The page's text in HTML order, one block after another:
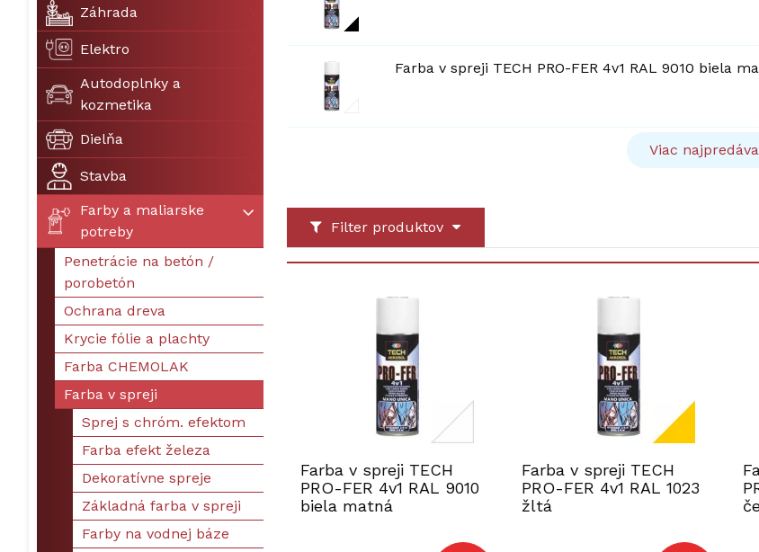
Farba v spreji TECH PRO-FER 4v1 RAL 9010 biela
Viac
Filter produktov
Farba v spreji TECH
PRO-FER 4v1 RAL 9010
biela matná
Farba v spreji TECH
PRO-FER 4v1 RAL 1023
žltá
Záhrada
Elektro
Autodoplnky a
kozmetika
Dielňa
Stavba
Farby a maliarske
potreby
Penetrácie na betón /
porobetón
Ochrana dreva
Krycie fólie a plachty
Farba CHEMOLAK
Farba v spreji
Sprej s chróm. efektom
Farba efekt železa
Dekoratívne spreje
Základná farba v spreji
Farby na vodnej báze